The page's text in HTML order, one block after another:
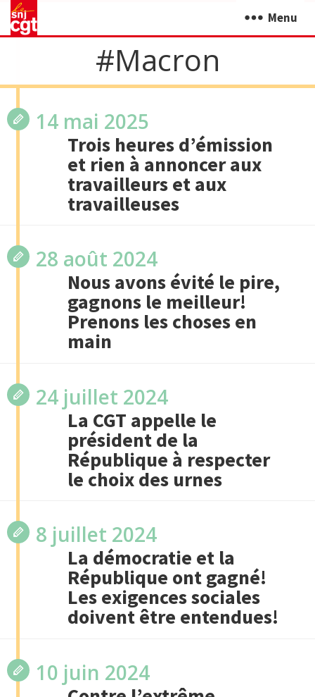
Menu
#Macron
14 mai 2025
Trois heures d’émission
et rien à annoncer aux
travailleurs et aux
travailleuses
28 août 2024
Nous avons évité le pire,
gagnons le meilleur!
Prenons les choses en
main
24 juillet 2024
La CGT appelle le
président de la
République à respecter
le choix des urnes
8 juillet 2024
La démocratie et la
République ont gagné!
Les exigences sociales
doivent être entendues!
10 juin 2024